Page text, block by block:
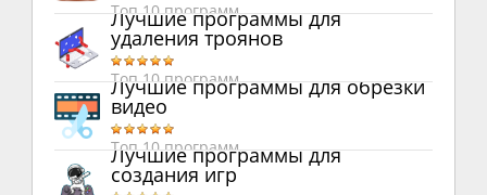
Топ 10 программ
Лучшие программы для
удаления троянов
Топ 10 программ
Лучшие программы для обрезки
видео
Топ 10 программ
Лучшие программы для
создания игр